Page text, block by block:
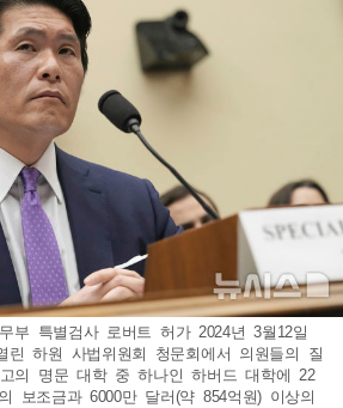
부 특별검사 로버트 허가 2024년 3월12일
린 하원 사법위원회 청문회에서 의원들의 질
의 명문 대학 중 하나인 하버드 대학에 22
보조금과 6000만 달러(약 854억원) 이상의